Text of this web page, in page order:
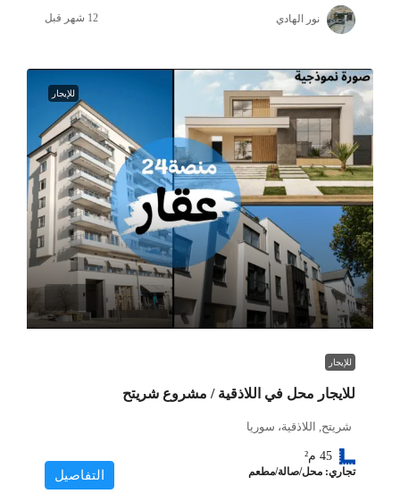
نور الهادي
للإيجار
للإيجار
للايجار محل في اللاذقية / مشروع شريتح
شريتح, اللاذقية، سوريا
45 م²
تجاري: محل/صالة/مطعم التفاصيل